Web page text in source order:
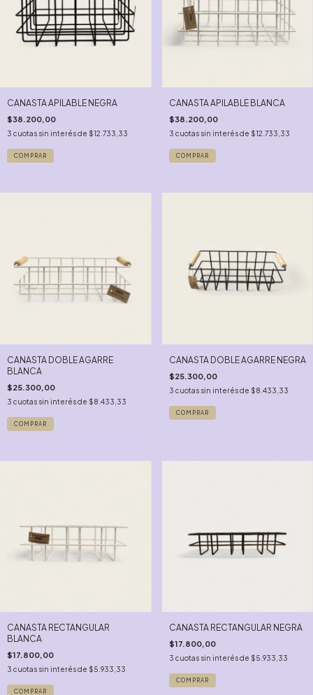
CANASTA APILABLE NEGRA
$38.200,00
3 cuotas sin interés de $12.733,33
CANASTA APILABLE BLANCA
$38.200,00
3 cuotas sin interés de $12.733,33
CANASTA DOBLE AGARRE
BLANCA
$25.300,00
3 cuotas sin interés de $8.433,33
CANASTA DOBLE AGARRE NEGRA
$25.300,00
3 cuotas sin interés de $8.433,33
CANASTA RECTANGULAR
BLANCA
$17.800,00
3 cuotas sin interés de $5.933,33
CANASTA RECTANGULAR NEGRA
$17.800,00
3 cuotas sin interés de $5.933,33